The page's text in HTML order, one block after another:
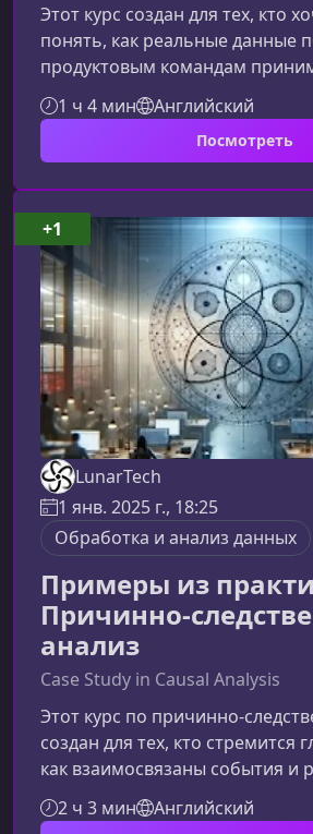
Этот курс создан для тех, кто
понять, как реальные данные
продуктовым командам
Практические кейсы,
разбор инструментов и
всё это делает обучение
приближенным к задачам
Product Data Scientist.Что вы
курсеПрограмма
примерах из индустрии и
сформировать мышление
способного эффективно
1 ч 4 мин Английский
Посмотреть
LunarTech
1 янв. 2025 г., 18:25
Обработка и анализ данных
Примеры из
Причинно-
анализ
Case Study in Causal Analysis
Этот курс по причинно-
создан для тех, кто стремится
как взаимосвязаны события и
реальных ситуациях. Материал
практические примеры, что
2 ч 3 мин Английский
+1